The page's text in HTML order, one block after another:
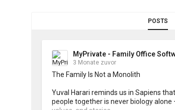
POSTS
MyPrivate - Family Office
3 Monate zuvor
The Family Is Not a Monolith
Yuval Harari reminds us in Sapiens
people together is never biology